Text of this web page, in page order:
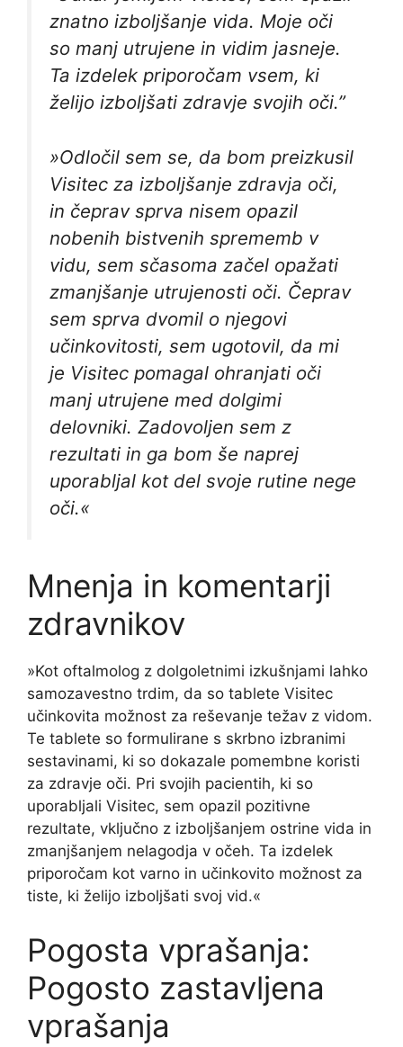
znatno izboljšanje vida. Moje oči
so manj utrujene in vidim jasneje.
Ta izdelek priporočam vsem, ki
želijo izboljšati zdravje svojih oči.”
»Odločil sem se, da bom preizkusil
Visitec za izboljšanje zdravja oči,
in čeprav sprva nisem opazil
nobenih bistvenih sprememb v
vidu, sem sčasoma začel opažati
zmanjšanje utrujenosti oči. Čeprav
sem sprva dvomil o njegovi
učinkovitosti, sem ugotovil, da mi
je Visitec pomagal ohranjati oči
manj utrujene med dolgimi
delovniki. Zadovoljen sem z
rezultati in ga bom še naprej
uporabljal kot del svoje rutine nege
oči.«
Mnenja in komentarji
zdravnikov
»Kot oftalmolog z dolgoletnimi izkušnjami lahko
samozavestno trdim, da so tablete Visitec
učinkovita možnost za reševanje težav z vidom.
Te tablete so formulirane s skrbno izbranimi
sestavinami, ki so dokazale pomembne koristi
za zdravje oči. Pri svojih pacientih, ki so
uporabljali Visitec, sem opazil pozitivne
rezultate, vključno z izboljšanjem ostrine vida in
zmanjšanjem nelagodja v očeh. Ta izdelek
priporočam kot varno in učinkovito možnost za
tiste, ki želijo izboljšati svoj vid.«
Pogosta vprašanja:
Pogosto zastavljena
vprašanja